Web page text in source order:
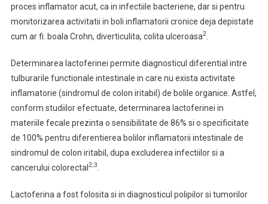
proces inflamator acut, ca in infectiile bacteriene, dar si pentru
monitorizarea activitatii in boli inflamatorii cronice deja depistate
cum ar fi: boala Crohn, diverticulita, colita ulceroasa2.
Determinarea lactoferinei permite diagnosticul diferential intre
tulburarile functionale intestinale in care nu exista activitate
inflamatorie (sindromul de colon iritabil) de bolile organice. Astfel,
conform studiilor efectuate, determinarea lactoferinei in
materiile fecale prezinta o sensibilitate de 86% si o specificitate
de 100% pentru diferentierea bolilor inflamatorii intestinale de
sindromul de colon iritabil, dupa excluderea infectiilor si a
cancerului colorectal 2;3
Lactoferina a fost folosita si in diagnosticul polipilor si tumorilor